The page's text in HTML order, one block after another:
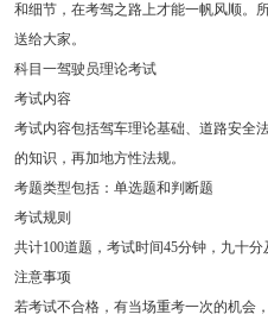
和细节，在考驾之路上才能一帆风顺。
送给大家。
科目一驾驶员理论考试
考试内容
考试内容包括驾车理论基础、道路安全
的知识，再加地方性法规。
考题类型包括：单选题和判断题
考试规则
共计100道题，考试时间45分钟，九十分
注意事项
若考试不合格，有当场重考一次的机会